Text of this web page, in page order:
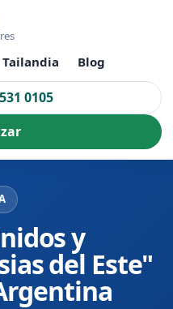
Tailandia Blog
0105
y
del Este"